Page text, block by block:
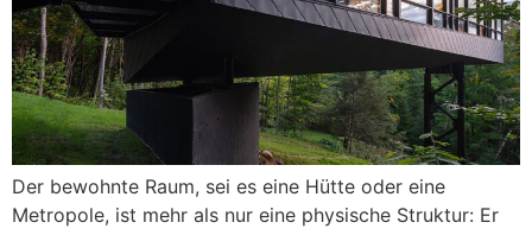
Der bewohnte Raum, sei es eine Hütte oder eine
Metropole, ist mehr als nur eine physische Struktur: Er